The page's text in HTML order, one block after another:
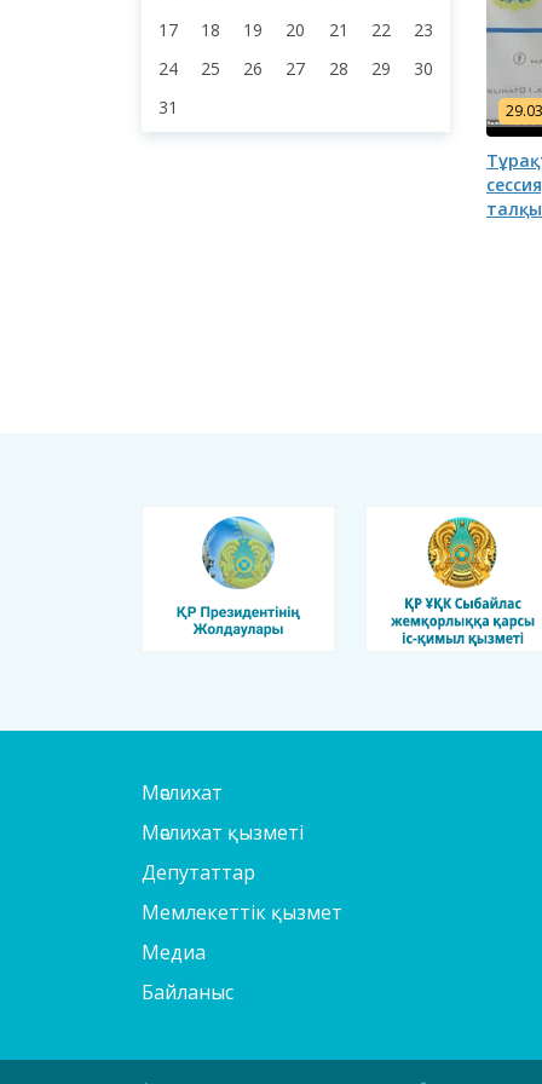
17
18 19 20 21 22
23
24
25 26 27 28 29
30
31
Мәслихат
Мәслихат қызметі
Депутаттар
Мемлекеттік қызмет
Медиа
Байланыс